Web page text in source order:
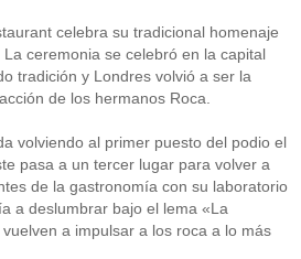
celebra su tradicional homenaje
ceremonia se celebró en la capital
tradición y Londres volvió a ser la
de los hermanos Roca.
volviendo al primer puesto del podio el
pasa a un tercer lugar para volver a
de la gastronomía con su laboratorio
a deslumbrar bajo el lema «La
a impulsar a los roca a lo más